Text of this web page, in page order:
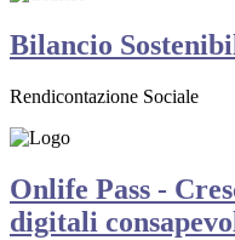
Bilancio
Rendicontazione Sociale
Onlife Pass -
digitali